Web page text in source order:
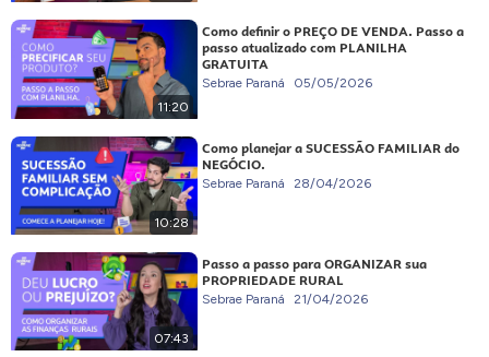
11:20
Como definir o PREÇO DE VENDA. Passo a
passo atualizado com PLANILHA
GRATUITA
Sebrae Paraná 05/05/2026
10:28
Como planejar a SUCESSÃO FAMILIAR do
NEGÓCIO.
Sebrae Paraná 28/04/2026
07:43
Passo a passo para ORGANIZAR sua
PROPRIEDADE RURAL
Sebrae Paraná 21/04/2026